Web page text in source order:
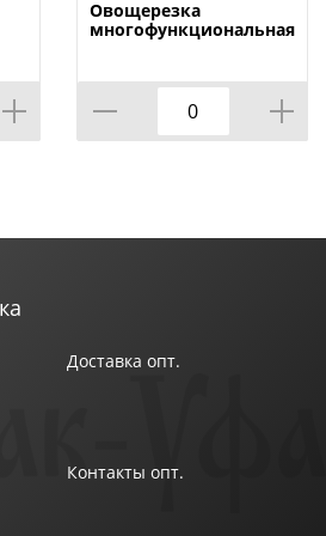
Овощерезка
многофункциональная,
Доставка опт.
Контакты опт.